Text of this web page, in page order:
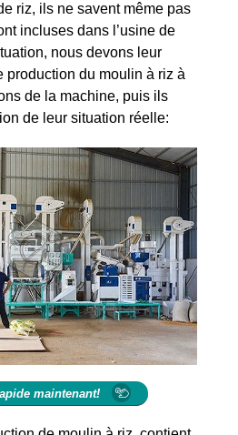
riz, ils ne savent même pas
incluses dans l’usine de
nous devons leur
production du moulin à riz à
de la machine, puis ils
de leur situation réelle:
maintenant!